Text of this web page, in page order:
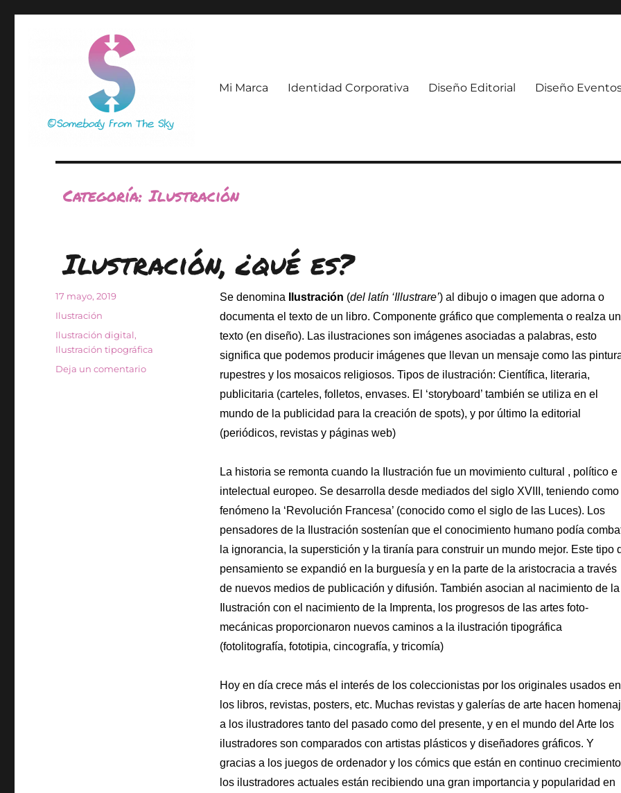
Somebody From The Sky
Mi Marca Identidad Corporativa Diseño Editorial Diseño
Categoría:Ilustración
Ilustración, ¿qué es?
Se denomina Ilustración (del latín ‘Illustrare’) al dibujo o imagen que adorna o
documenta el texto de un libro. Componente gráfico que complementa o realza un
texto (en diseño). Las ilustraciones son imágenes asociadas a palabras, esto
significa que podemos producir imágenes que llevan un mensaje como las
rupestres y los mosaicos religiosos. Tipos de ilustración: Científica, literaria,
publicitaria (carteles, folletos, envases. El ‘storyboard’ también se utiliza en el
mundo de la publicidad para la creación de spots), y por último la editorial
(periódicos, revistas y páginas web)
La historia se remonta cuando la Ilustración fue un movimiento cultural , político e
intelectual europeo. Se desarrolla desde mediados del siglo XVIII, teniendo como
fenómeno la ‘Revolución Francesa’ (conocido como el siglo de las Luces). Los
pensadores de la Ilustración sostenían que el conocimiento humano podía
la ignorancia, la superstición y la tiranía para construir un mundo mejor. Este tipo
pensamiento se expandió en la burguesía y en la parte de la aristocracia a través
de nuevos medios de publicación y difusión. También asocian al nacimiento de la
Ilustración con el nacimiento de la Imprenta, los progresos de las artes foto-
mecánicas proporcionaron nuevos caminos a la ilustración tipográfica
(fotolitografía, fototipia, cincografía, y tricomía)
Hoy en día crece más el interés de los coleccionistas por los originales usados en
los libros, revistas, posters, etc. Muchas revistas y galerías de arte hacen
a los ilustradores tanto del pasado como del presente, y en el mundo del Arte los
ilustradores son comparados con artistas plásticos y diseñadores gráficos. Y
gracias a los juegos de ordenador y los cómics que están en continuo
los ilustradores actuales están recibiendo una gran importancia y popularidad en
Publicado
el
17 mayo, 2019
Categorías
Ilustración
Etiquetas
Ilustración digital,
Ilustración tipográfica
Deja un comentarioen